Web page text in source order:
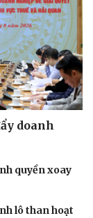
doanh
quyền xoay
lô than hoạt